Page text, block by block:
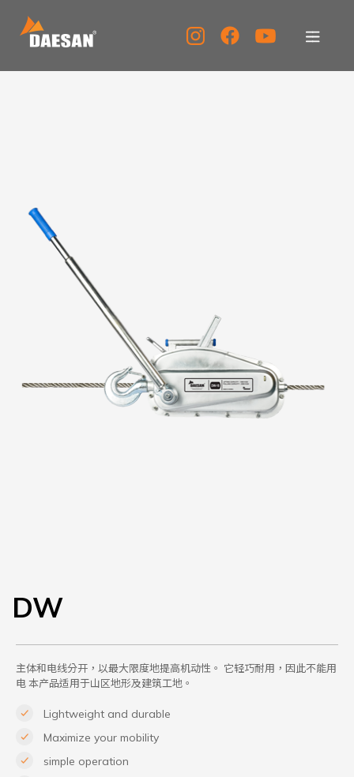
客服中心
宣传中心
KOR
DW
主体和电线分开，以最大限度地提高机动性。 它轻巧耐用，因此不能用
电 本产品适用于山区地形及建筑工地。
Lightweight and durable
Maximize your mobility
simple operation